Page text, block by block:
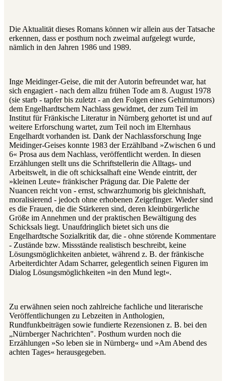
Die Aktualität dieses Romans können wir allein aus der Tatsache
erkennen, dass er posthum noch zweimal aufgelegt wurde,
nämlich in den Jahren 1986 und 1989.
Inge Meidinger-Geise, die mit der Autorin befreundet war, hat
sich engagiert ‑ nach dem allzu frühen Tode am 8. August 1978
(sie starb ‑ tapfer bis zuletzt ‑ an den Folgen eines Gehirntumors)
dem Engelhardtschem Nachlass gewidmet, der zum Teil im
Institut für Fränkische Literatur in Nürnberg gehortet ist und auf
weitere Erforschung wartet, zum Teil noch im Elternhaus
Engelhardt vorhanden ist. Dank der Nachlassforschung Inge
Meidinger-Geises konnte 1983 der Erzählband »Zwischen 6 und
6« Prosa aus dem Nachlass, veröffentlicht werden. In diesen
Erzählungen stellt uns die Schriftstellerin die Alltags- und
Arbeitswelt, in die oft schicksalhaft eine Wende eintritt, der
»kleinen Leute« fränkischer Prägung dar. Die Palette der
Nuancen reicht von - ernst, schwarzhumorig bis gleichnishaft,
moralisierend - jedoch ohne erhobenen Zeigefinger. Wieder sind
es die Frauen, die die Stärkeren sind, deren kleinbürgerliche
Größe im Annehmen und der praktischen Bewältigung des
Schicksals liegt. Unaufdringlich bietet sich uns die
Engelhardtsche Sozialkritik dar, die - ohne störende Kommentare
- Zustände bzw. Missstände realistisch beschreibt, keine
Lösungsmöglichkeiten anbietet, während z. B. der fränkische
Arbeiterdichter Adam Scharrer, gelegentlich seinen Figuren im
Dialog Lösungsmöglichkeiten »in den Mund legt«.
Zu erwähnen seien noch zahlreiche fachliche und literarische
Veröffentlichungen zu Lebzeiten in Anthologien,
Rundfunkbeiträgen sowie fundierte Rezensionen z. B. bei den
„Nürnberger Nachrichten". Posthum wurden noch die
Erzählungen »So leben sie in Nürnberg« und »Am Abend des
achten Tages« herausgegeben.